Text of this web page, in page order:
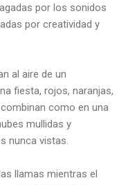
por los sonidos
por creatividad y
al aire de un
fiesta, rojos, naranjas,
como en una
mullidas y
nunca vistas.
llamas mientras el